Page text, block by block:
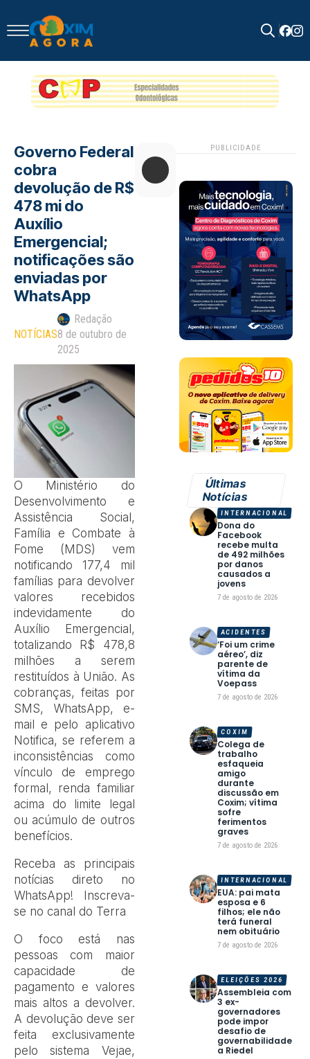
for:
Governo Federal
cobra
devolução de R$
478 mi do
Auxílio
Emergencial;
notificações são
enviadas por
WhatsApp
NOTÍCIAS
Redação
8 de outubro de
2025
O Ministério do
Desenvolvimento e
Assistência Social,
Família e Combate à
Fome (MDS) vem
notificando 177,4 mil
famílias para devolver
valores recebidos
indevidamente do
Auxílio Emergencial,
totalizando R$ 478,8
milhões a serem
restituídos à União. As
cobranças, feitas por
SMS, WhatsApp, e-
mail e pelo aplicativo
Notifica, se referem a
inconsistências como
vínculo de emprego
formal, renda familiar
acima do limite legal
ou acúmulo de outros
benefícios.
Receba as principais
notícias direto no
WhatsApp! Inscreva-
se no canal do Terra
O foco está nas
pessoas com maior
capacidade de
pagamento e valores
mais altos a devolver.
A devolução deve ser
feita exclusivamente
pelo sistema Vejae,
PUBLICIDADE
Últimas
Notícias
Dona do
Facebook
recebe multa
de 492 milhões
por danos
causados a
jovens
7 de agosto de 2026
INTERNACIONAL
‘Foi um crime
aéreo’, diz
parente de
vítima da
Voepass
7 de agosto de 2026
ACIDENTES
Colega de
trabalho
esfaqueia
amigo
durante
discussão em
Coxim; vítima
sofre
ferimentos
graves
7 de agosto de 2026
COXIM
EUA: pai mata
esposa e 6
filhos; ele não
terá funeral
nem obituário
7 de agosto de 2026
INTERNACIONAL
Assembleia com
3 ex-
governadores
pode impor
desafio de
governabilidade
a Riedel
ELEIÇÕES 2026